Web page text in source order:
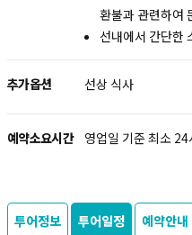
환불과 관련하여
선내에서 간단한
추가옵션 선상 식사
예약소요시간 영업일 기준 최소
투어정보 투어일정 예약안내